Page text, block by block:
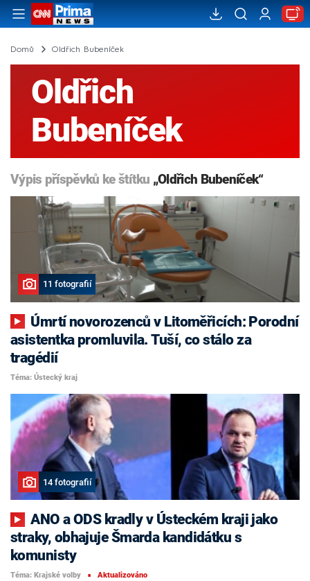
Domů Oldřich Bubeníček
Oldřich
Bubeníček
Výpis příspěvků ke štítku „Oldřich Bubeníček“
11 fotografií
asistentka promluvila. Tuší, co stálo za
tragédií
Téma: Ústecký kraj
14 fotografií
ANO a ODS kradly v Ústeckém kraji jako
straky, obhajuje Šmarda kandidátku s
komunisty
Téma: Krajské volby ■ Aktualizováno